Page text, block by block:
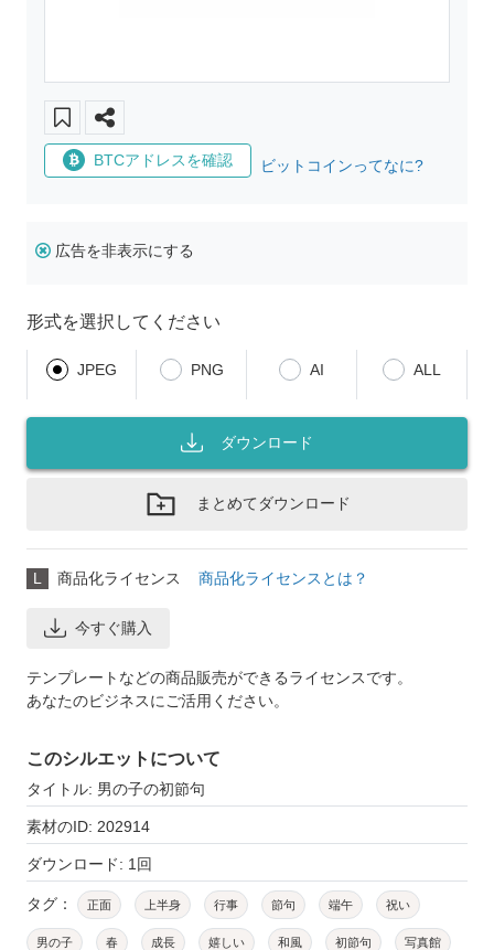
BTCアドレスを確認 ビットコインってなに?
広告を非表示にする
形式を選択してください
JPEG PNG AI ALL
ダウンロード
まとめてダウンロード
L 商品化ライセンス 商品化ライセンスとは？
今すぐ購入
テンプレートなどの商品販売ができるライセンスです。
あなたのビジネスにご活用ください。
このシルエットについて
タイトル: 男の子の初節句
素材のID: 202914
ダウンロード: 1回
タグ： 正面 上半身 行事 節句 端午 祝い
男の子 春 成長 嬉しい 和風 初節句 写真館